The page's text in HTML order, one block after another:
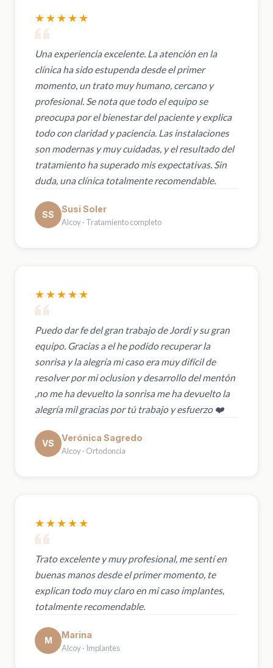
★★★★★
Una experiencia excelente. La atención en la
clínica ha sido estupenda desde el primer
momento, un trato muy humano, cercano y
profesional. Se nota que todo el equipo se
preocupa por el bienestar del paciente y explica
todo con claridad y paciencia. Las instalaciones
son modernas y muy cuidadas, y el resultado del
tratamiento ha superado mis expectativas. Sin
duda, una clínica totalmente recomendable.
SS
Susi Soler
Alcoy · Tratamiento completo
★★★★★
Puedo dar fe del gran trabajo de Jordi y su gran
equipo. Gracias a el he podido recuperar la
sonrisa y la alegría mi caso era muy difícil de
resolver por mi oclusion y desarrollo del mentón
,no me ha devuelto la sonrisa me ha devuelto la
alegría mil gracias por tú trabajo y esfuerzo ❤️
VS
Verónica Sagredo
Alcoy · Ortodoncia
★★★★★
Trato excelente y muy profesional, me sentí en
buenas manos desde el primer momento, te
explican todo muy claro en mi caso implantes,
totalmente recomendable.
M
Marina
Alcoy · Implantes